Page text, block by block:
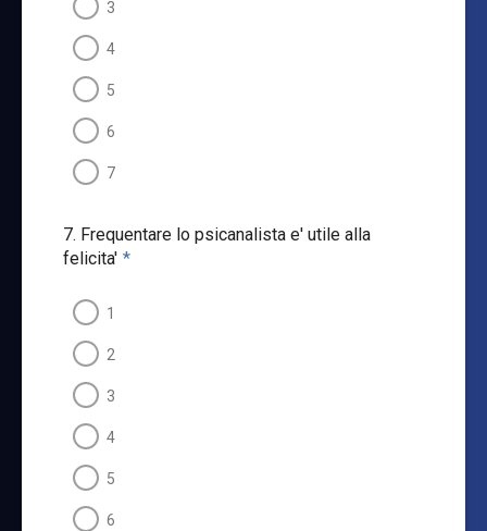
3
4
5
6
7
7. Frequentare lo psicanalista e' utile alla
felicita' *
1
2
3
4
5
6